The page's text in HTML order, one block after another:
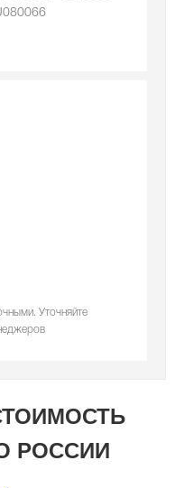
Уточняйте
РОССИИ